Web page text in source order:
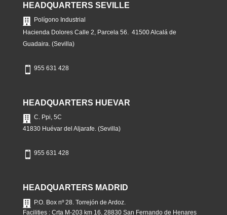
HEADQUARTERS SEVILLE

Polígono Industrial
Hacienda Dolores Calle 2, Parcela 56. 41500 Alcalá de
Guadaira. (Sevilla)
 955 631 428
HEADQUARTERS HUEVAR

C. Ppi, 5C
41830 Huévar del Aljarafe. (Sevilla)
 955 631 428
HEADQUARTERS MADRID

P.O. Box nº 28. Torrejón de Ardoz.
Facilities : Crta M-203 km 16. 28830 San Fernando de Henares